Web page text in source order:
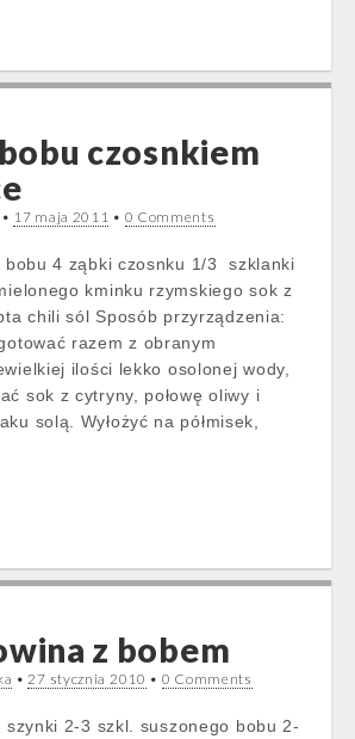
czosnkiem
• 17 maja 2011 • 0 Comments
4 ząbki czosnku 1/3 szklanki
kminku rzymskiego sok z
chili sól Sposób przyrządzenia:
razem z obranym
ilości lekko osolonej wody,
sok z cytryny, połowę oliwy i
solą. Wyłożyć na półmisek,
z bobem
•27 stycznia 2010 • 0 Comments
szynki 2-3 szkl. suszonego bobu 2-